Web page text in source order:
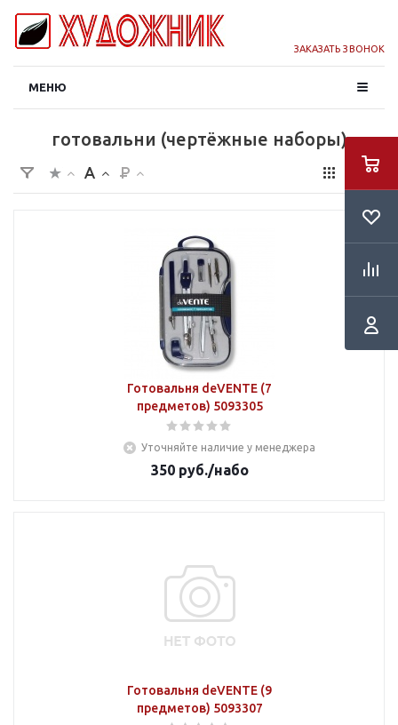
ЗАКАЗАТЬ ЗВОНОК
МЕНЮ
готовальни (чертёжные наборы)
Готовальня deVENTE (7
предметов) 5093305
Уточняйте наличие у менеджера
350руб./набо
Готовальня deVENTE (9
предметов) 5093307